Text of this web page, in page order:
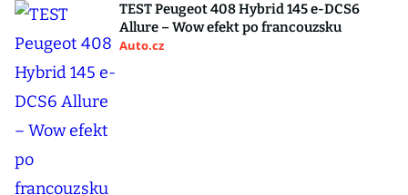
TEST Peugeot 408 Hybrid 145 e-DCS6
Allure – Wow efekt po francouzsku
Auto.cz